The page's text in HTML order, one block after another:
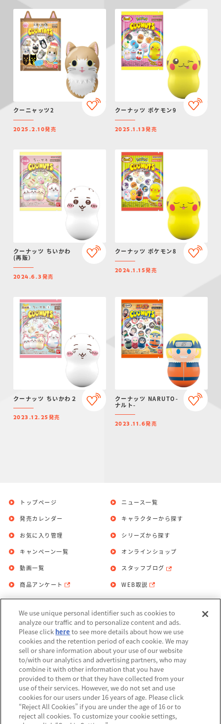
クーニャッツ2
2025.2.10発売
クーナッツ ポケモン9
2025.1.13発売
クーナッツ ちいかわ
(再販）
2024.6.3 発売
クーナッツ ポケモン8
2024.1.15発売
クーナッツ ちいかわ２
2023.12.25 発売
クーナッツ NARUTO-
ナルト-
2023.11.6発売
トップページ
発売カレンダー
お気に入り管理
ニュース一覧
キャラクターから探す
シリーズから探す
キャンペーン一覧
動画一覧
商品アンケート
オンラインショップ
スタッフブログ
WEB取説
お問い合わせ 個人情報保護方針
利用規約
Do Not Sell or Share My Personal
Information
アレルギー情報
We use unique personal identifier such as cookies to
analyze our traffic and to personalize content and ads.
Please click here to see more details about how we use
cookies and the retention period of each cookie. We may
sell or share information about your use of our website
to/with our analytics and advertising partners, who may
combine it with other information that you have
provided to them or that they have collected from your
use of their services. However, we do not set and use
cookies for our users under 16 years of age. Please click
“Reject All Cookies” if you are under the age of 16 or to
reject all cookies. To customize your cookie settings,